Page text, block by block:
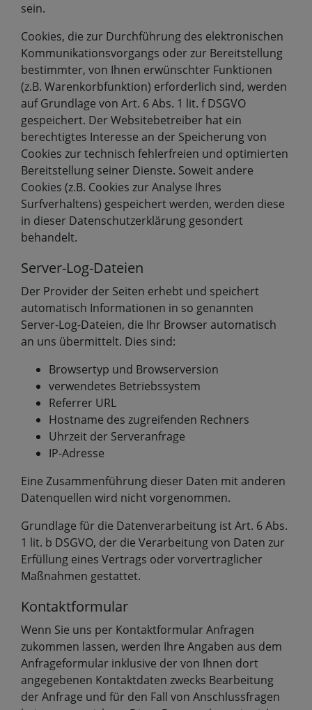
sein.
Cookies, die zur Durchführung des elektronischen
Kommunikationsvorgangs oder zur Bereitstellung
bestimmter, von Ihnen erwünschter Funktionen
(z.B. Warenkorbfunktion) erforderlich sind, werden
auf Grundlage von Art. 6 Abs. 1 lit. f DSGVO
gespeichert. Der Websitebetreiber hat ein
berechtigtes Interesse an der Speicherung von
Cookies zur technisch fehlerfreien und optimierten
Bereitstellung seiner Dienste. Soweit andere
Cookies (z.B. Cookies zur Analyse Ihres
Surfverhaltens) gespeichert werden, werden diese
in dieser Datenschutzerklärung gesondert
behandelt.
Server-Log-Dateien
Der Provider der Seiten erhebt und speichert
automatisch Informationen in so genannten
Server-Log-Dateien, die Ihr Browser automatisch
an uns übermittelt. Dies sind:
Browsertyp und Browserversion
verwendetes Betriebssystem
Referrer URL
Hostname des zugreifenden Rechners
Uhrzeit der Serveranfrage
IP-Adresse
Eine Zusammenführung dieser Daten mit anderen
Datenquellen wird nicht vorgenommen.
Grundlage für die Datenverarbeitung ist Art. 6 Abs.
1 lit. b DSGVO, der die Verarbeitung von Daten zur
Erfüllung eines Vertrags oder vorvertraglicher
Maßnahmen gestattet.
Kontaktformular
Wenn Sie uns per Kontaktformular Anfragen
zukommen lassen, werden Ihre Angaben aus dem
Anfrageformular inklusive der von Ihnen dort
angegebenen Kontaktdaten zwecks Bearbeitung
der Anfrage und für den Fall von Anschlussfragen